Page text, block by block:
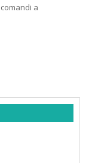
a